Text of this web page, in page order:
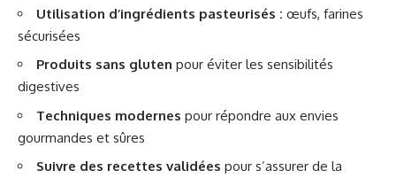
Utilisation d’ingrédients pasteurisés : œufs, farines
sécurisées
Produits sans gluten pour éviter les sensibilités
digestives
Techniques modernes pour répondre aux envies
gourmandes et sûres
Suivre des recettes validées pour s’assurer de la